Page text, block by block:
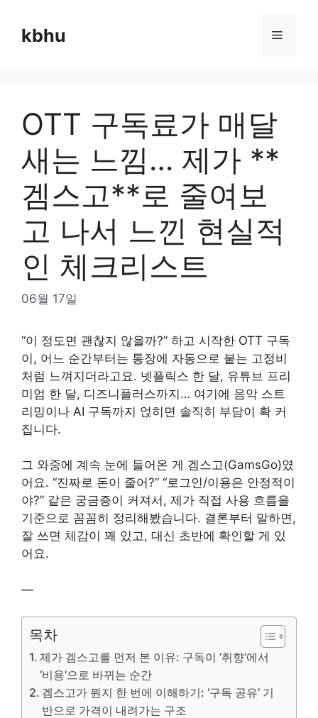
contentkbhu Menu
OTT 구독료가 매달
새는 느낌… 제가 **
겜스고**로 줄여보
고 나서 느낀 현실적
인 체크리스트
06월 17일
“이 정도면 괜찮지 않을까?” 하고 시작한 OTT 구독
이, 어느 순간부터는 통장에 자동으로 붙는 고정비
처럼 느껴지더라고요. 넷플릭스 한 달, 유튜브 프리
미엄 한 달, 디즈니플러스까지… 여기에 음악 스트
리밍이나 AI 구독까지 얹히면 솔직히 부담이 확 커
집니다.
그 와중에 계속 눈에 들어온 게 겜스고(GamsGo)였
어요. “진짜로 돈이 줄어?” “로그인/이용은 안정적이
야?” 같은 궁금증이 커져서, 제가 직접 사용 흐름을
기준으로 꼼꼼히 정리해봤습니다. 결론부터 말하면,
잘 쓰면 체감이 꽤 있고, 대신 초반에 확인할 게 있
어요.
—
목차
제가 겜스고를 먼저 본 이유: 구독이 ‘취향’에서
‘비용’으로 바뀌는 순간
겜스고가 뭔지 한 번에 이해하기: ‘구독 공유’ 기
반으로 가격이 내려가는 구조